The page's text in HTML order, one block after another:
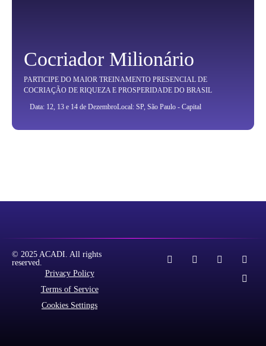
Cocriador Milionário
PARTICIPE DO MAIOR TREINAMENTO PRESENCIAL DE
COCRIAÇÃO DE RIQUEZA E PROSPERIDADE DO BRASIL
Data: 12, 13 e 14 de DezembroLocal: SP, São Paulo - Capital
© 2025 ACADI. All rights
reserved.
Privacy Policy
Terms of Service
Cookies Settings